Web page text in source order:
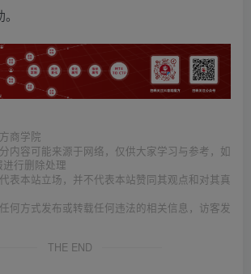
商学院
内容可能来源于网络，仅供大家学习与参考，如
行删除处理
表本站立场，并不代表本站赞同其观点和对其真
何方式发布或转载任何违法的相关信息，访客发
THE END